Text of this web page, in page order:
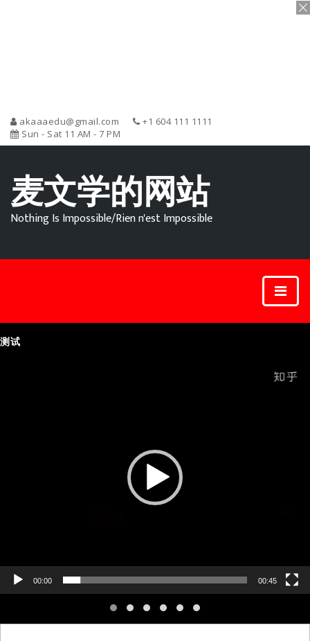
akaaaedu@gmail.com
+1 604 111 1111
Sun - Sat 11 AM - 7 PM
麦文学的网站
Nothing Is Impossible/Rien n'est Impossible
测试
00:00 00:45